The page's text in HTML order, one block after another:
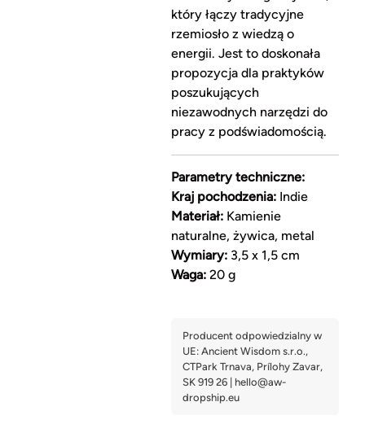
który łączy tradycyjne
rzemiosło z wiedzą o
energii. Jest to doskonała
propozycja dla praktyków
poszukujących
niezawodnych narzędzi do
pracy z podświadomością.
Parametry techniczne:
Kraj pochodzenia:Indie
Materiał:Kamienie
naturalne, żywica, metal
Wymiary:3,5 x 1,5 cm
Waga:20 g